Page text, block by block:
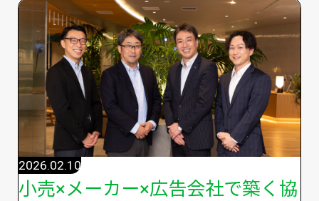
小売×メーカー×広告会社で築く協
2026.02.10